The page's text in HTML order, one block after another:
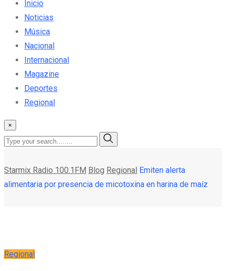
Inicio
Noticias
Música
Nacional
Internacional
Magazine
Deportes
Regional
×
Starmix Radio 100.1FM Blog Regional Emiten alerta
alimentaria por presencia de micotoxina en harina de maíz
Regional